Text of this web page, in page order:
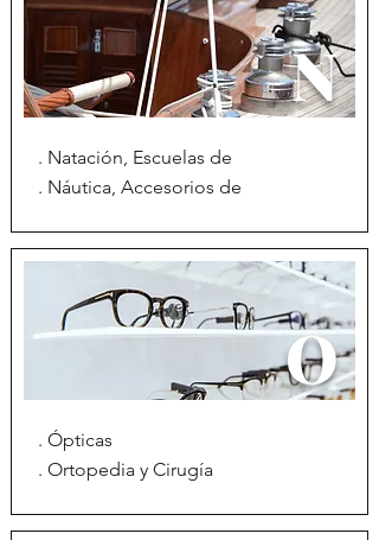
N
. Natación, Escuelas de
. Náutica, Accesorios de
O
. Ópticas
. Ortopedia y Cirugía